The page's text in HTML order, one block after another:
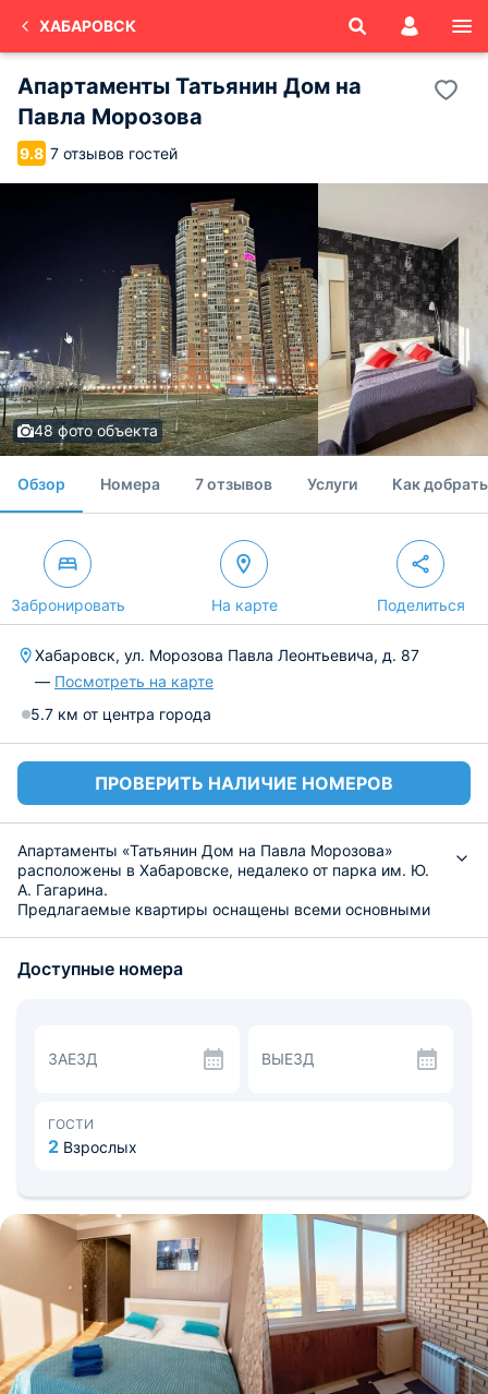
ХАБАРОВСК
Апартаменты Татьянин Дом на
Павла Морозова
9.8 7 отзывов гостей
48 фото объекта
Обзор Номера 7 отзывов Услуги Как
Забронировать На карте Поделиться
Хабаровск, ул. Морозова Павла Леонтьевича, д. 87
— Посмотреть на карте
5.7 км от центра города
ПРОВЕРИТЬ НАЛИЧИЕ НОМЕРОВ
Апартаменты «Татьянин Дом на Павла Морозова»
расположены в Хабаровске, недалеко от парка им. Ю.
А. Гагарина.
Предлагаемые квартиры оснащены всеми основными
полотенца и средства гигиены. Работает бесплатный
Неподалеку находится Хабаровский Цирк, Музей живой
истории в 1,6 км. Рядом есть остановки общественного
«Хабаровск-1» - 7,4 км.
Доступные номера
ЗАЕЗД ВЫЕЗД
ГОСТИ
2 Взрослых